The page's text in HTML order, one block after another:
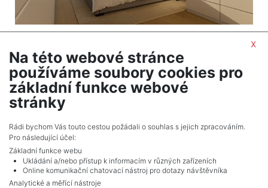
Praha 3 - Žižkov
9 283 000 Kč (za nemovitost) Cena včetně DPH
Celkem11inzerátů.
x
Na této webové stránce
používáme soubory cookies pro
základní funkce webové
stránky
Rádi bychom Vás touto cestou požádali o souhlas s jejich zpracováním.
Pro následující účel:
Základní funkce webu
Ukládání a/nebo přístup k informacím v různých zařízeních
Online komunikační chatovací nástroj pro dotazy návštěvníka
Analytické a měřící nástroje